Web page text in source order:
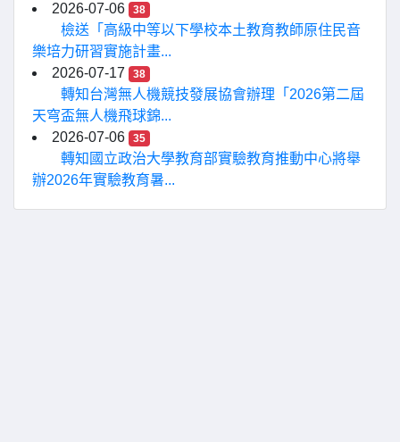
2026-07-06
38
檢送「高級中等以下學校本土教育教師原住民音
樂培力研習實施計畫...
2026-07-17
38
轉知台灣無人機競技發展協會辦理「2026第二屆
天穹盃無人機飛球錦...
2026-07-06
35
轉知國立政治大學教育部實驗教育推動中心將舉
辦2026年實驗教育暑...